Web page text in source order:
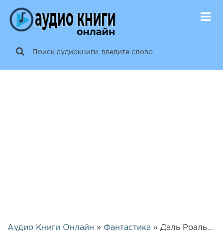
Аудио Книги Онлайн » Фантастика » Даль Роальд – Звуковая машина | 26324